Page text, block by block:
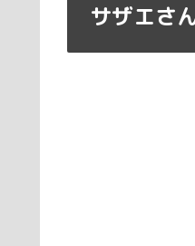
サザエさ